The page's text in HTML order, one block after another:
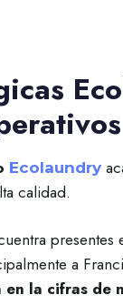
Ecolaundry
calidad.
presentes
a
la cifras de